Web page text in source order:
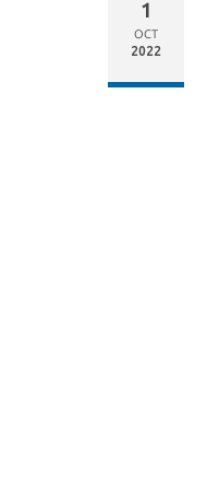
1
OCT
2022